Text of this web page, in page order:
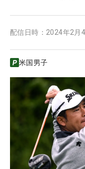
配信日時： 2024年2月
米国男子